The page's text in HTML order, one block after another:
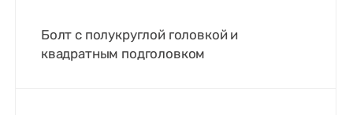
Болт с полукруглой головкой и
квадратным подголовком